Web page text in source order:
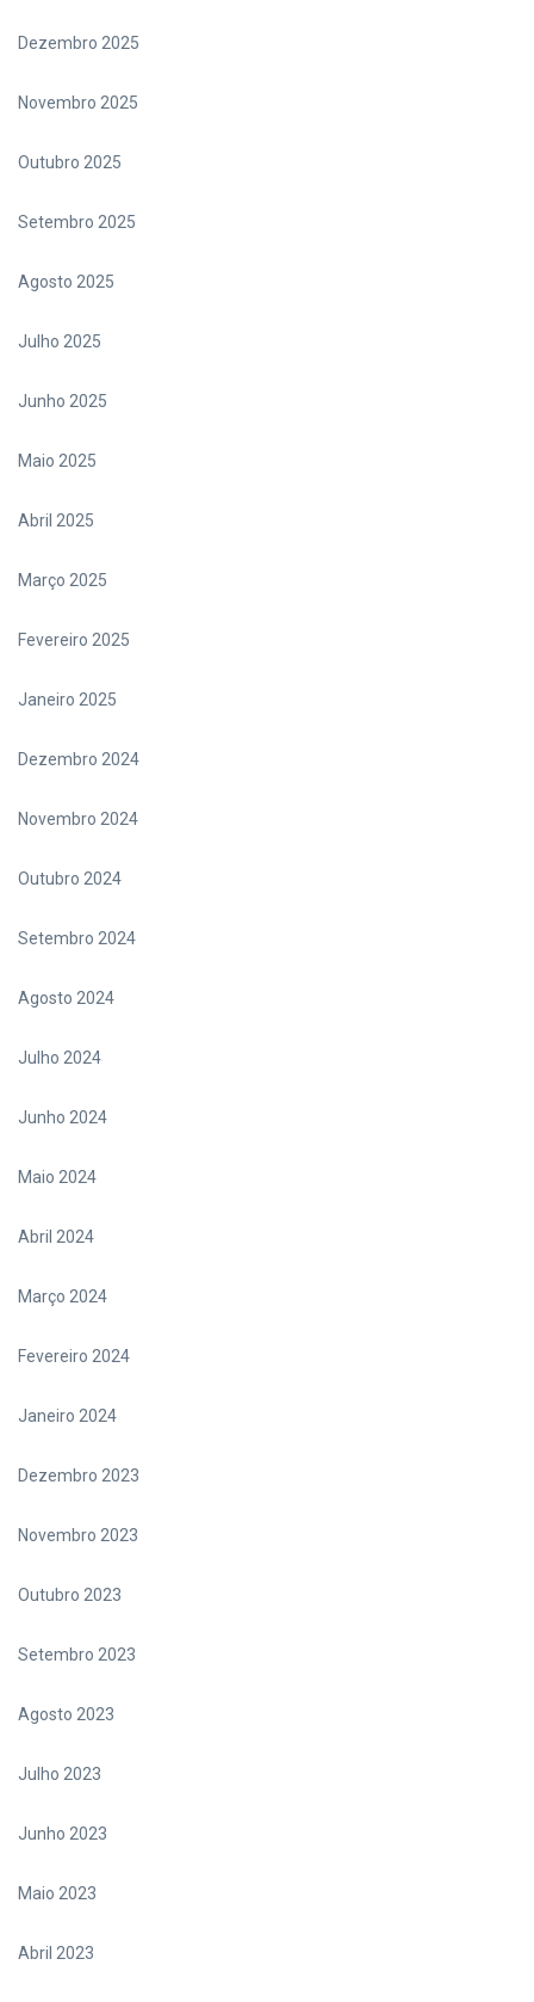
Dezembro 2025
Novembro 2025
Outubro 2025
Setembro 2025
Agosto 2025
Julho 2025
Junho 2025
Maio 2025
Abril 2025
Março 2025
Fevereiro 2025
Janeiro 2025
Dezembro 2024
Novembro 2024
Outubro 2024
Setembro 2024
Agosto 2024
Julho 2024
Junho 2024
Maio 2024
Abril 2024
Março 2024
Fevereiro 2024
Janeiro 2024
Dezembro 2023
Novembro 2023
Outubro 2023
Setembro 2023
Agosto 2023
Julho 2023
Junho 2023
Maio 2023
Abril 2023